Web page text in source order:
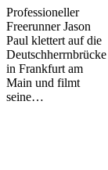
in
Frankfurt
Professioneller
Freerunner Jason
Paul klettert auf die
Deutschherrnbrücke
in Frankfurt am
Main und filmt
seine…